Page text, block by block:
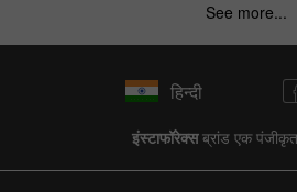
See more...
हिन्दी
इंस्टाफॉरेक्सब्रांड एक पंजीकृत